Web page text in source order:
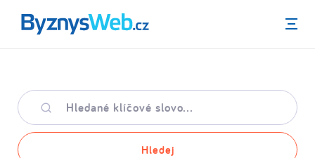
Menu
Hledané
klíčové
slovo
Hledej